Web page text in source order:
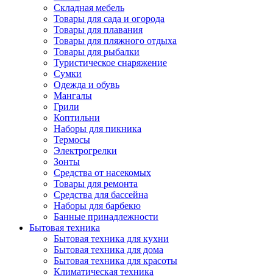
Складная мебель
Товары для сада и огорода
Товары для плавания
Товары для пляжного отдыха
Товары для рыбалки
Туристическое снаряжение
Сумки
Одежда и обувь
Мангалы
Грили
Коптильни
Наборы для пикника
Термосы
Электрогрелки
Зонты
Средства от насекомых
Товары для ремонта
Средства для бассейна
Наборы для барбекю
Банные принадлежности
Бытовая техника
Бытовая техника для кухни
Бытовая техника для дома
Бытовая техника для красоты
Климатическая техника